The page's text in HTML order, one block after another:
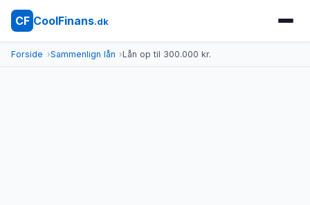
CF CoolFinans.dk
Forside Sammenlign lån Lån op til 300.000 kr.